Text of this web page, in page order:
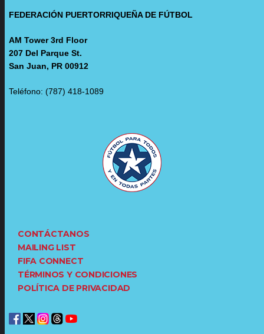
FEDERACIÓN PUERTORRIQUEÑA DE FÚTBOL
AM Tower 3rd Floor
207 Del Parque St.
San Juan, PR 00912
Teléfono: (787) 418-1089
CONTÁCTANOS
MAILING LIST
FIFA CONNECT
TÉRMINOS Y CONDICIONES
POLÍTICA DE PRIVACIDAD